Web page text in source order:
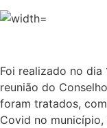
Foi realizado no dia
reunião do
foram tratados,
Covid no